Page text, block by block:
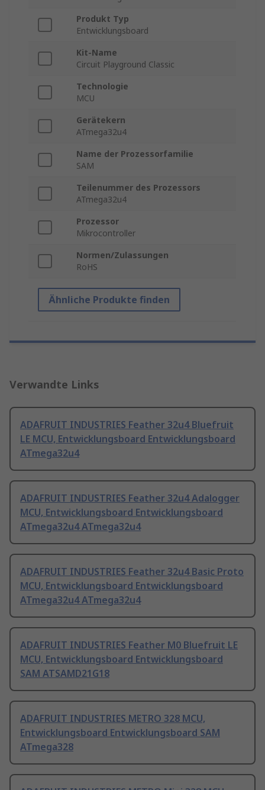
Produkt Typ
Entwicklungsboard
Kit-Name
Circuit Playground Classic
Technologie
MCU
Gerätekern
ATmega32u4
Name der Prozessorfamilie
SAM
Teilenummer des Prozessors
ATmega32u4
Prozessor
Mikrocontroller
Normen/Zulassungen
RoHS
Ähnliche Produkte finden
Verwandte Links
ADAFRUIT INDUSTRIES Feather 32u4 Bluefruit
LE MCU, Entwicklungsboard Entwicklungsboard
ATmega32u4
ADAFRUIT INDUSTRIES Feather 32u4 Adalogger
MCU, Entwicklungsboard Entwicklungsboard
ATmega32u4 ATmega32u4
ADAFRUIT INDUSTRIES Feather 32u4 Basic Proto
MCU, Entwicklungsboard Entwicklungsboard
ATmega32u4 ATmega32u4
ADAFRUIT INDUSTRIES Feather M0 Bluefruit LE
MCU, Entwicklungsboard Entwicklungsboard
SAM ATSAMD21G18
ADAFRUIT INDUSTRIES METRO 328 MCU,
Entwicklungsboard Entwicklungsboard SAM
ATmega328